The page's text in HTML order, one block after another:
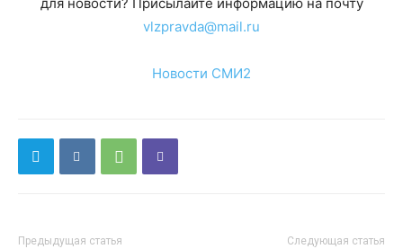
vlzpravda@mail.ru
Новости СМИ2
Предыдущая статья Следующая статья